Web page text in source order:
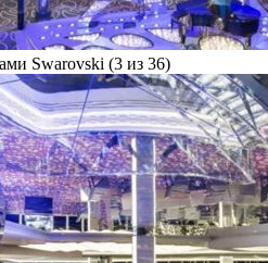
Swarovski (3 из 36)